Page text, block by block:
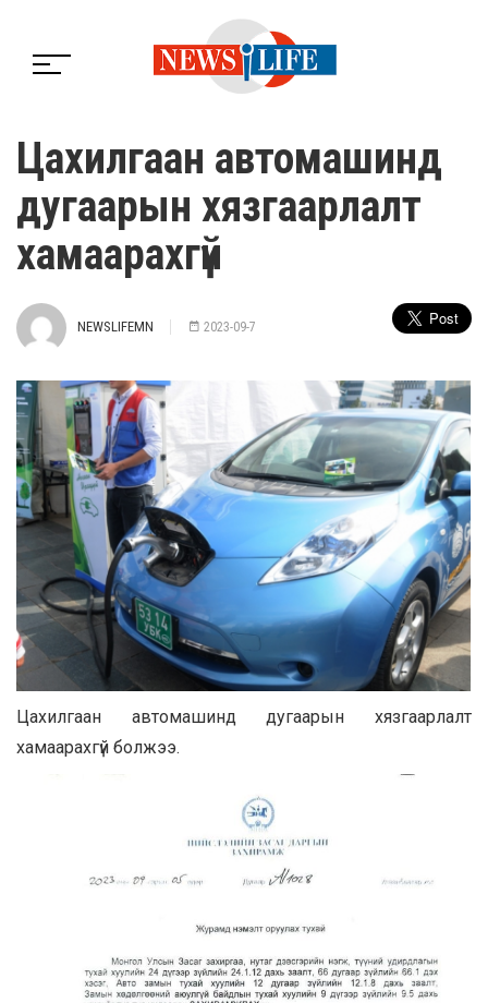
Цахилгаан автомашинд
дугаарын хязгаарлалт
хамаарахгүй
NEWSLIFEMN 2023-09-7
Цахилгаан автомашинд дугаарын хязгаарлалт
хамаарахгүй болжээ.